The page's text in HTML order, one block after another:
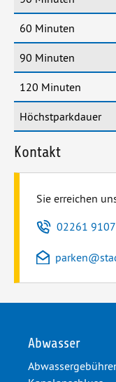
60 Minuten
90 Minuten
120 Minuten
Höchstparkdauer
Kontakt
Sie erreichen
Telefon
02261
E-Mail
parken@
Abwasser